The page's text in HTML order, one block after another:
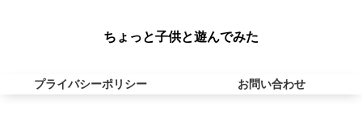
ちょっと子供と遊んでみた
プライバシーポリシー お問い合わせ